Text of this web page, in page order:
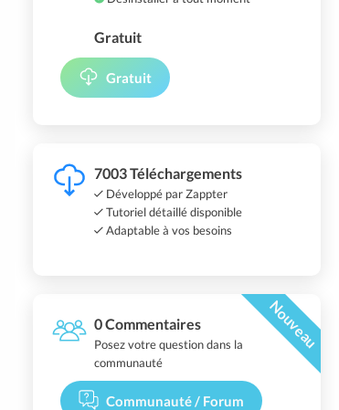
Gratuit
Gratuit
7003 Téléchargements
Développé par Zappter
Tutoriel détaillé disponible
Adaptable à vos besoins
0 Commentaires Nouveau
Posez votre question dans la
communauté
Communauté / Forum